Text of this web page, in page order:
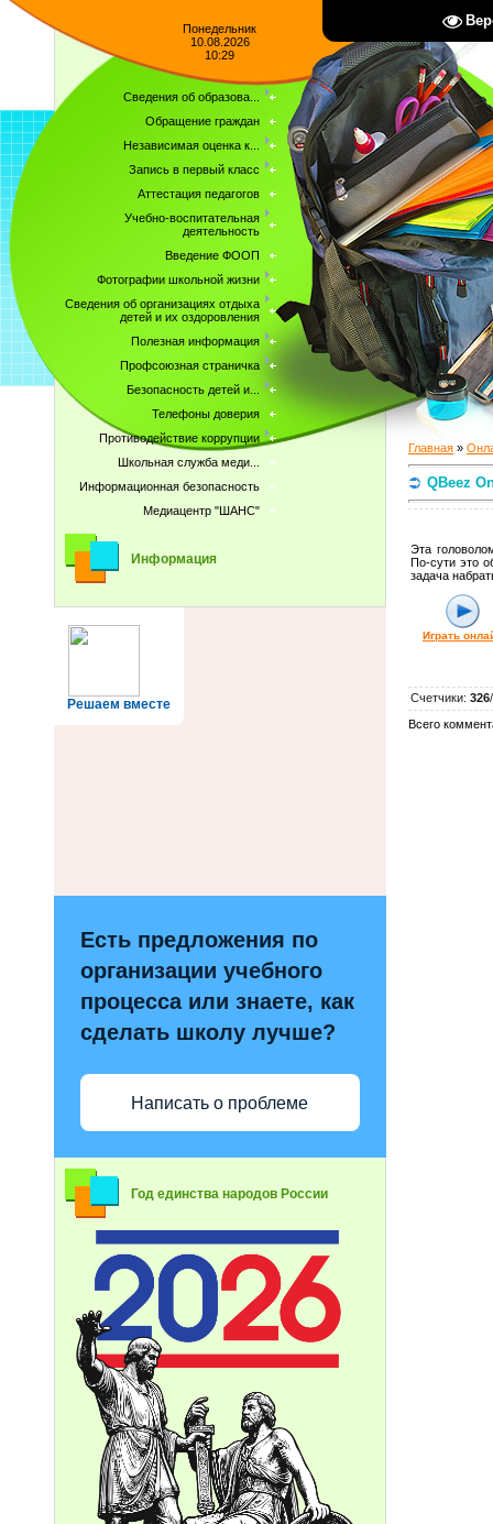
Понедельник
10.08.2026
10:29
Сведения об образова...
Обращение граждан
Независимая оценка к...
Запись в первый класс
Аттестация педагогов
Учебно-воспитательная
деятельность
Введение ФООП
Фотографии школьной жизни
Сведения об организациях отдыха
детей и их оздоровления
Полезная информация
Профсоюзная страничка
Безопасность детей и...
Телефоны доверия
Противодействие коррупции
Школьная служба меди...
Информационная безопасность
Медиацентр "ШАНС"
Информация
Решаем вместе
Есть предложения по
организации учебного
процесса или знаете, как
сделать школу лучше?
Написать о проблеме
Год единства народов России
Главная »
QBeez
Эта
По-сути это
задача
Играть
Счетчики: 326/
Всего